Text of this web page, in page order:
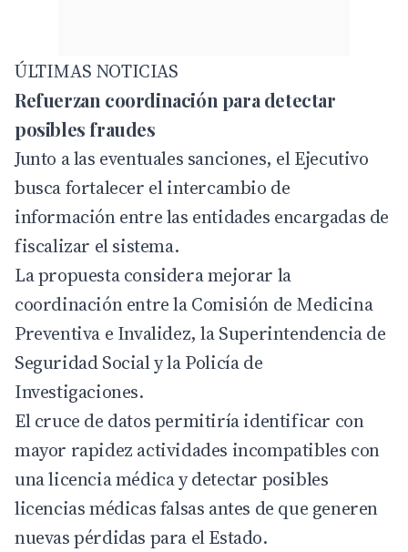
ÚLTIMAS NOTICIAS
Refuerzan coordinación para detectar
posibles fraudes
Junto a las eventuales sanciones, el Ejecutivo
busca fortalecer el intercambio de
información entre las entidades encargadas de
fiscalizar el sistema.
La propuesta considera mejorar la
coordinación entre la Comisión de Medicina
Preventiva e Invalidez, la Superintendencia de
Seguridad Social y la Policía de
Investigaciones.
El cruce de datos permitiría identificar con
mayor rapidez actividades incompatibles con
una licencia médica y detectar posibles
licencias médicas falsas antes de que generen
nuevas pérdidas para el Estado.